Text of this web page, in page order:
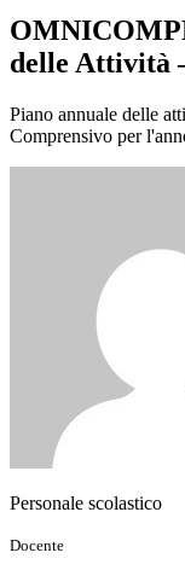
delle Attività
Piano annuale delle
Comprensivo per
Personale scolastico
Docente